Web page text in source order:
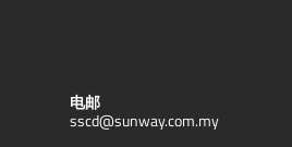
电邮
sscd@sunway.com.my